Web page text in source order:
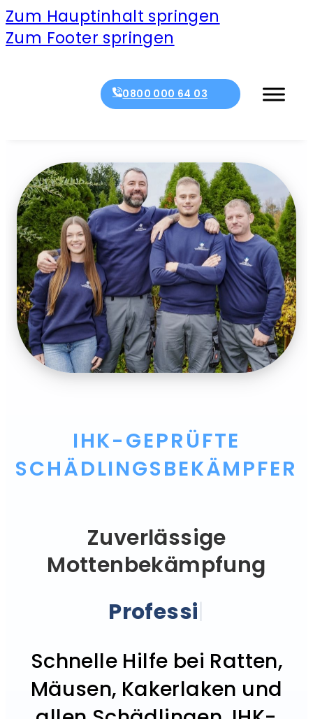
Zum Hauptinhalt springen
Zum Footer springen
0800 000 64 03
IHK-GEPRÜFTE
SCHÄDLINGSBEKÄMPFER
Zuverlässige
Mottenbekämpfung
Professionell.
Schnelle Hilfe bei Ratten,
Mäusen, Kakerlaken und